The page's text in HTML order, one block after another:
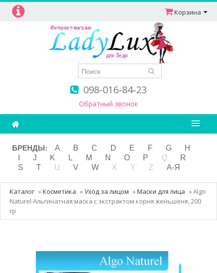
098-016-84-23
Обратный звонок
Корзина
Ароматерапия
Витамины
Детям и мамам
Косметика
Маникюр и педикюр
БРЕНДЫ: A B C D E F G
H
J K L M N O P Q
R
S
T U V W X Y Z А-Я
Каталог »Косметика »Уход за лицом »Маски для лица »Algo
Naturel Альгинатная маска с экстрактом корня женьшеня, 200
гр